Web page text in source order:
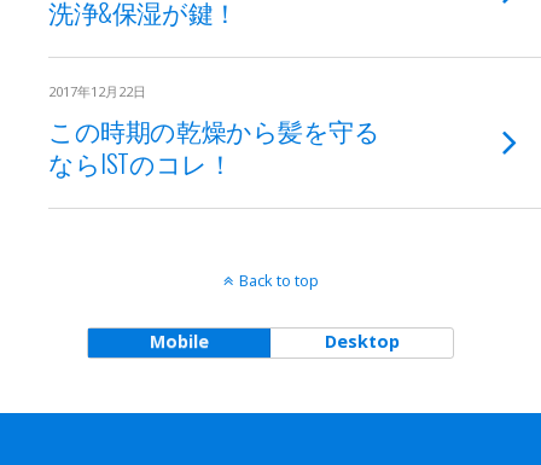
洗浄&保湿が鍵！
2017年12月22日
この時期の乾燥から髪を守る
ならISTのコレ！
Back to top
Mobile Desktop